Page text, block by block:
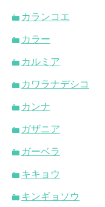
カランコエ
カラー
カルミア
カワラナデシコ
カンナ
ガザニア
ガーベラ
キキョウ
キンギョソウ